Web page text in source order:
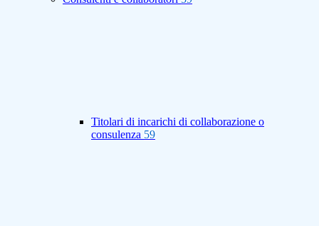
Titolari di incarichi di collaborazione o
consulenza 59